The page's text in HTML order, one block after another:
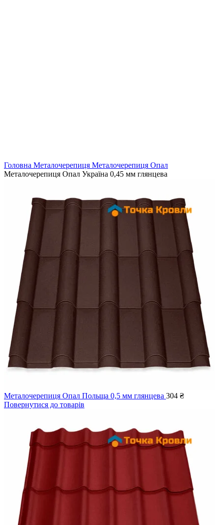
Головна Металочерепиця Металочерепиця Опал
Металочерепиця Опал Україна 0,45 мм глянцева
Металочерепиця Опал Польща 0,5 мм глянцева 304 ₴
Повернутися до товарів